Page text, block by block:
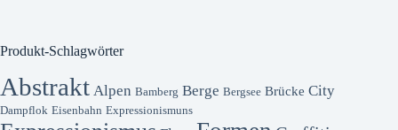
Produkt-Schlagwörter
Abstrakt Alpen Bamberg Berge Bergsee Brücke City
Dampflok Eisenbahn Expressionismuns